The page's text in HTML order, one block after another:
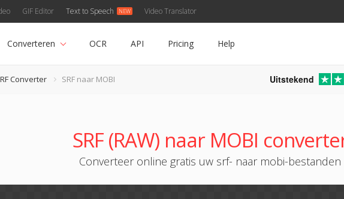
GIF Editor Text to Speech Video Translator
Converteren OCR API Pricing Help
Converter SRF naar MOBI Uitstekend
SRF (RAW) naar MOBI
Converteer online gratis uw srf- naar mobi-bestanden